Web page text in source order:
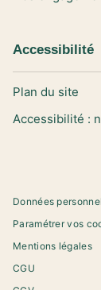
Accessibilité
Plan du site
Accessibilité :
Données
Paramétrer vos
Mentions légales
CGU